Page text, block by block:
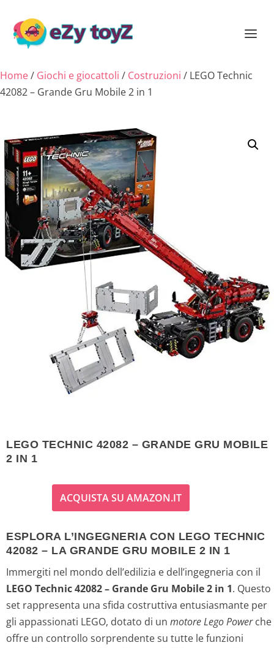
Home/ Giochi e giocattoli / Costruzioni / LEGO Technic
42082 – Grande Gru Mobile 2 in 1
LEGO TECHNIC 42082 – GRANDE GRU MOBILE
2 IN 1
ACQUISTA SU AMAZON.IT
ESPLORA L’INGEGNERIA CON LEGO TECHNIC
42082 – LA GRANDE GRU MOBILE 2 IN 1
Immergiti nel mondo dell’edilizia e dell’ingegneria con il
LEGO Technic 42082 – Grande Gru Mobile 2 in 1. Questo
set rappresenta una sfida costruttiva entusiasmante per
gli appassionati LEGO, dotato di un motore Lego Powerche
offre un controllo sorprendente su tutte le funzioni